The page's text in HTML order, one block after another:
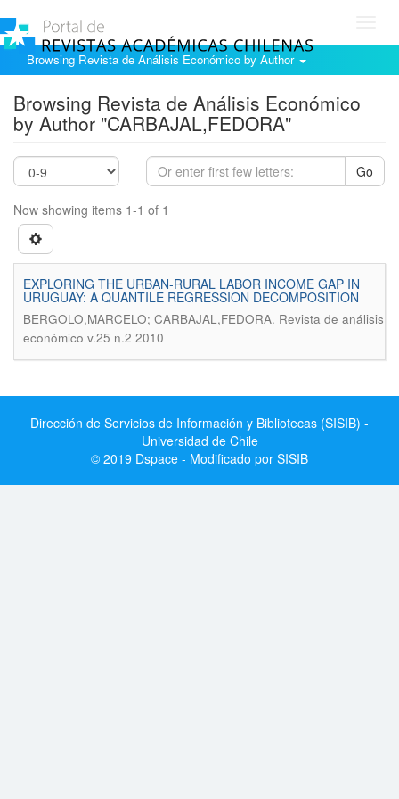
Browsing Revista de Análisis Económico by Author
Browsing Revista de Análisis Económico
by Author "CARBAJAL,FEDORA"
Go
Now showing items 1-1 of 1
EXPLORING THE URBAN-RURAL LABOR INCOME GAP IN
URUGUAY: A QUANTILE REGRESSION DECOMPOSITION
BERGOLO,MARCELO; CARBAJAL,FEDORA. Revista de análisis
económico v.25 n.2 2010
Dirección de Servicios de Información y Bibliotecas (SISIB) -
Universidad de Chile
© 2019 Dspace - Modificado por SISIB